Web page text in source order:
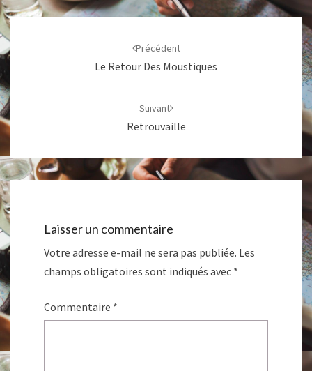
Navigation
d'article
Précédent
Le Retour Des Moustiques
Suivant
Retrouvaille
Laisser un commentaire
Votre adresse e-mail ne sera pas publiée. Les
champs obligatoires sont indiqués avec *
Commentaire *